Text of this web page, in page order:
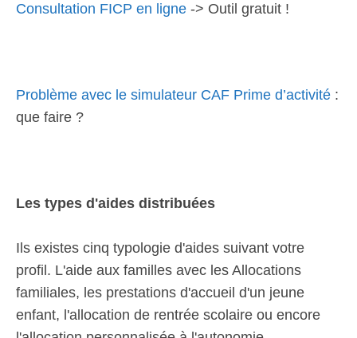
Consultation FICP en ligne -> Outil gratuit !
Problème avec le simulateur CAF Prime d’activité :
que faire ?
Les types d'aides distribuées
Ils existes cinq typologie d'aides suivant votre
profil. L'aide aux familles avec les Allocations
familiales, les prestations d'accueil d'un jeune
enfant, l'allocation de rentrée scolaire ou encore